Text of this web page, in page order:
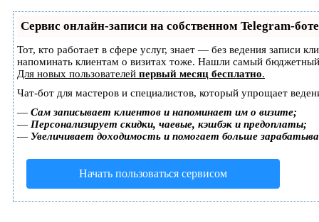
Сервис онлайн-записи на собственном Telegram-боте
Тот, кто работает в сфере услуг, знает — без ведения записи
напоминать клиентам о визитах тоже. Нашли самый
Для новых пользователей первый месяц бесплатно.
Чат-бот для мастеров и специалистов, который упрощает
— Сам записывает клиентов и напоминает им о визите;
— Персонализирует скидки, чаевые, кэшбэк и предоплаты;
— Увеличивает доходимость и помогает больше
Начать пользоваться сервисом